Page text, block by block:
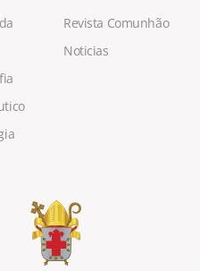
Revista Comunhão
Noticias